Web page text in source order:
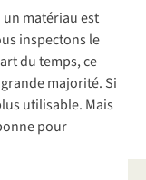
un matériau est
inspectons le
du temps, ce
majorité. Si
utilisable. Mais
pour